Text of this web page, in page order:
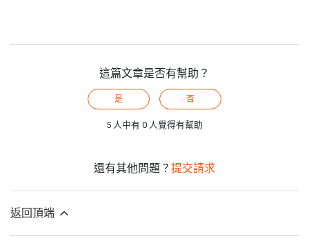
這篇文章是否有幫助？
是 否
5 人中有 0 人覺得有幫助
還有其他問題？ 提交請求
返回頂端